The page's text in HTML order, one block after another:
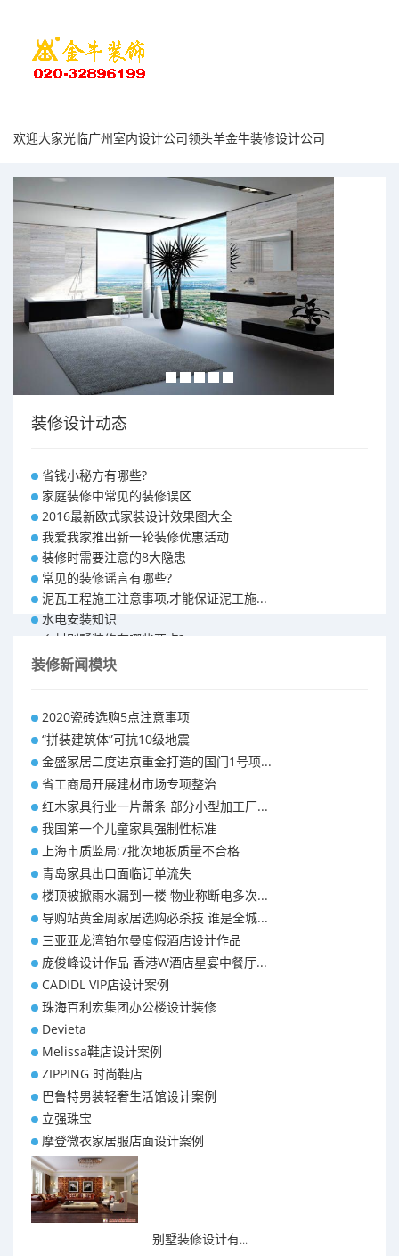
欢迎大家光临广州室内设计公司领头羊金牛装修设计公司
装修设计动态
省钱小秘方有哪些?
家庭装修中常见的装修误区
2016最新欧式家装设计效果图大全
我爱我家推出新一轮装修优惠活动
装修时需要注意的8大隐患
常见的装修谣言有哪些?
泥瓦工程施工注意事项,才能保证泥工施...
水电安装知识
乡村别墅装修有哪些要点?
别墅怎样装修之装修技巧
昆明110平米装修预算 装修报价清单
昆明100平米装修多少钱
装修新闻模块
2020瓷砖选购5点注意事项
“拼装建筑体”可抗10级地震
金盛家居二度进京重金打造的国门1号项...
省工商局开展建材市场专项整治
红木家具行业一片萧条 部分小型加工厂...
我国第一个儿童家具强制性标准
上海市质监局:7批次地板质量不合格
青岛家具出口面临订单流失
楼顶被掀雨水漏到一楼 物业称断电多次...
导购站黄金周家居选购必杀技 谁是全城...
三亚亚龙湾铂尔曼度假酒店设计作品
庞俊峰设计作品 香港W酒店星宴中餐厅...
CADIDL VIP店设计案例
珠海百利宏集团办公楼设计装修
Devieta
Melissa鞋店设计案例
ZIPPING 时尚鞋店
巴鲁特男装轻奢生活馆设计案例
立强珠宝
摩登微衣家居服店面设计案例
别墅装修设计有...